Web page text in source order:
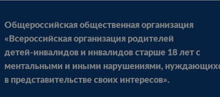
Общероссийская общественная организация
«Всероссийская организация родителей
детей-инвалидов и инвалидов старше 18 лет с
ментальными и иными нарушениями,
в представительстве своих интересов».